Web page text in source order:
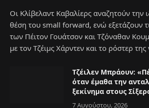
Οι Κλίβελαντ Καβαλίερς αναζητούν την
θέση του small forward, ενώ εξετάζουν
των Πέιτον Γουάτσον και Τζόναθαν
με τον Τζέιμς Χάρντεν και το ρόστερ της
Τζέιλεν Μπράουν:
όταν έμαθα την
ξεκίνημα στους
7 Αυγούστου, 2026